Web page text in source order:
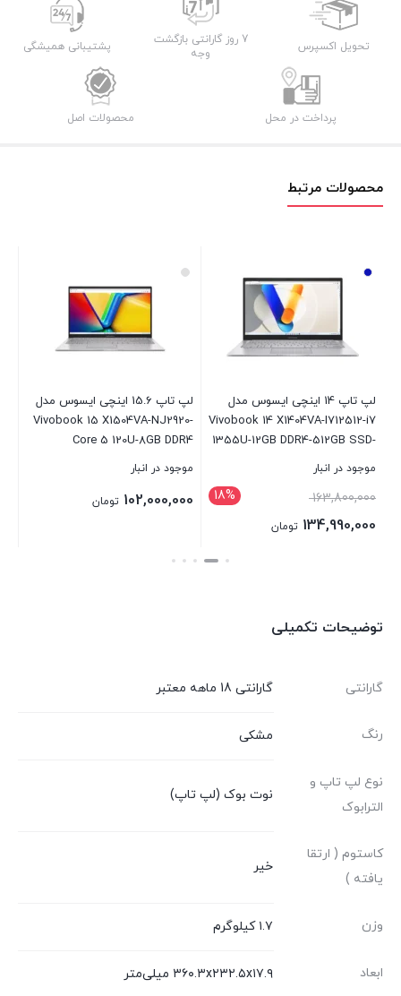
تحویل اکسپرس
7 روز گارانتی بازگشت
وجه
پشتیبانی همیشگی
پرداخت در محل محصولات اصل
محصولات مرتبط
لپ تاپ 14 اینچی ایسوس مدل
Vivobook 14 X1404VA-I712512-i7
1355U-12GB DDR4-512GB SSD-
موجود در انبار
18% 163,800,000
134,990,000 تومان
لپ تاپ 15.6 اینچی ایسوس مدل
Vivobook 15 X1504VA-NJ2920-
Core 5 120U-8GB DDR4
3200MHz-512GB SSD
موجود در انبار
102,000,000 تومان
بستن
توضیحات تکمیلی
گارانتی گارانتی 18 ماهه معتبر
رنگ مشکی
نوع لپ تاپ و
الترابوک
نوت بوک (لپ تاپ)
کاستوم ( ارتقا
یافته )
خیر
وزن ۱.۷ کیلوگرم
ابعاد ۳۶۰.۳x۲۳۲.۵x۱۷.۹ میلی‌متر